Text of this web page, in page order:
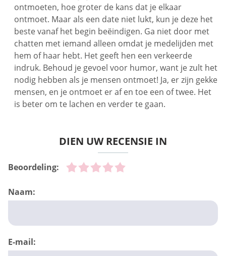
ontmoeten, hoe groter de kans dat je elkaar
ontmoet. Maar als een date niet lukt, kun je deze het
beste vanaf het begin beëindigen. Ga niet door met
chatten met iemand alleen omdat je medelijden met
hem of haar hebt. Het geeft hen een verkeerde
indruk. Behoud je gevoel voor humor, want je zult het
nodig hebben als je mensen ontmoet! Ja, er zijn gekke
mensen, en je ontmoet er af en toe een of twee. Het
is beter om te lachen en verder te gaan.
DIEN UW RECENSIE IN
Beoordeling:
Naam:
E-mail: